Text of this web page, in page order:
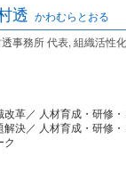
透 かわむらとおる
透事務所 代表, 組織活性
革／ 人材育成・研修
解決／ 人材育成・研修
ク